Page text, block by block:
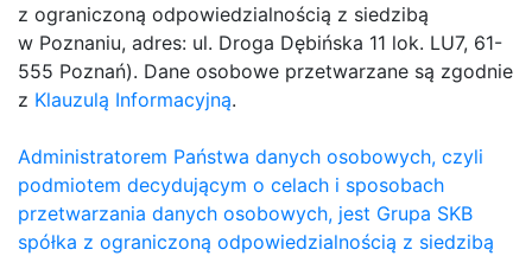
z ograniczoną odpowiedzialnością z siedzibą
w Poznaniu, adres: ul. Droga Dębińska 11 lok. LU7, 61-
555 Poznań). Dane osobowe przetwarzane są zgodnie
z Klauzulą Informacyjną.
Administratorem Państwa danych osobowych, czyli
podmiotem decydującym o celach i sposobach
przetwarzania danych osobowych, jest Grupa SKB
spółka z ograniczoną odpowiedzialnością z siedzibą